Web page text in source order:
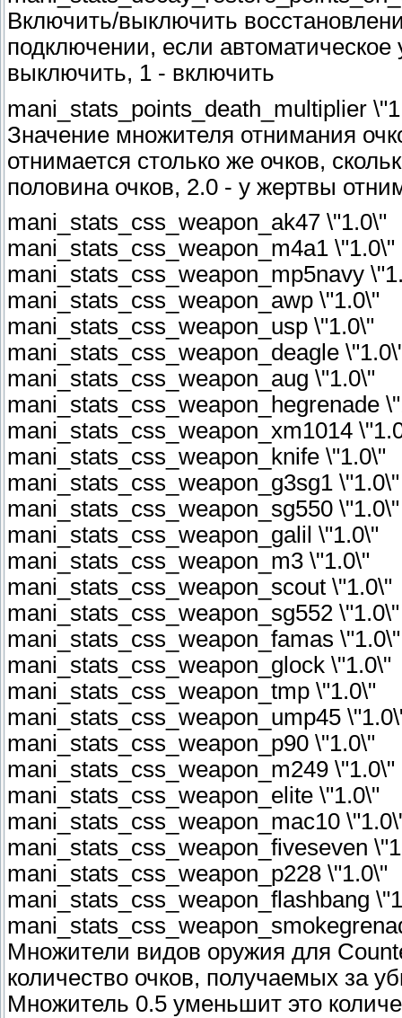
Включить/выключить
подключении, если
выключить, 1 - включить
mani_stats_points_death_multiplier
Значение множителя отнимания
отнимается столько же очков,
половина очков, 2.0 - у жертвы
mani_stats_css_weapon_ak47 \"1.0\"
mani_stats_css_weapon_m4a1 \"1.0\"
mani_stats_css_weapon_mp5navy
mani_stats_css_weapon_awp \"1.0\"
mani_stats_css_weapon_usp \"1.0\"
mani_stats_css_weapon_deagle
mani_stats_css_weapon_aug \"1.0\"
mani_stats_css_weapon_hegrenade
mani_stats_css_weapon_xm1014
mani_stats_css_weapon_knife \"1.0\"
mani_stats_css_weapon_g3sg1 \"1.0\"
mani_stats_css_weapon_sg550 \"1.0\"
mani_stats_css_weapon_galil \"1.0\"
mani_stats_css_weapon_m3 \"1.0\"
mani_stats_css_weapon_scout \"1.0\"
mani_stats_css_weapon_sg552 \"1.0\"
mani_stats_css_weapon_famas \"1.0\"
mani_stats_css_weapon_glock \"1.0\"
mani_stats_css_weapon_tmp \"1.0\"
mani_stats_css_weapon_ump45
mani_stats_css_weapon_p90 \"1.0\"
mani_stats_css_weapon_m249 \"1.0\"
mani_stats_css_weapon_elite \"1.0\"
mani_stats_css_weapon_mac10
mani_stats_css_weapon_fiveseven
mani_stats_css_weapon_p228 \"1.0\"
mani_stats_css_weapon_flashbang
Множители видов оружия для
количество очков, получаемых за
Множитель 0.5 уменьшит это